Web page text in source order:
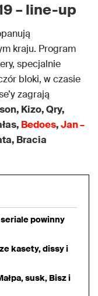
– line-up
kraju. Program
specjalnie
bloki, w czasie
zagrają
Kizo, Qry,
Bedoes,Jan –
Bracia
powinny
kasety, dissy i
susk, Bisz i